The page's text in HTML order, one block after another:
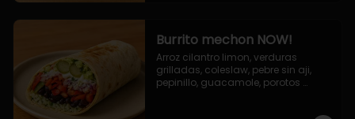
Burrito mechon NOW!
Arroz cilantro limon, verduras
grilladas, coleslaw, pebre sin aji,
pepinillo, guacamole, porotos